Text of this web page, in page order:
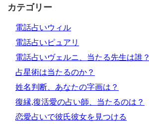
カテゴリー
電話占いウィル
電話占いピュアリ
電話占いヴェルニ、当たる先生は誰？
占星術は当たるのか？
姓名判断、あなたの字画は？
復縁,復活愛の占い師、当たるのは？
恋愛占いで彼氏彼女を見つける